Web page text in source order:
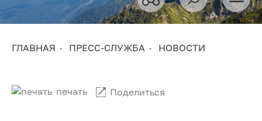
ГЛАВНАЯ ПРЕСС-СЛУЖБА НОВОСТИ
печать Поделиться